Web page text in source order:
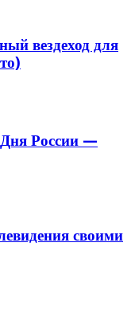
вездеход для
Дня России —
своими